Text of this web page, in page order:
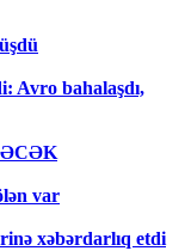
Avro bahalaşdı,
var
xəbərdarlıq etdi